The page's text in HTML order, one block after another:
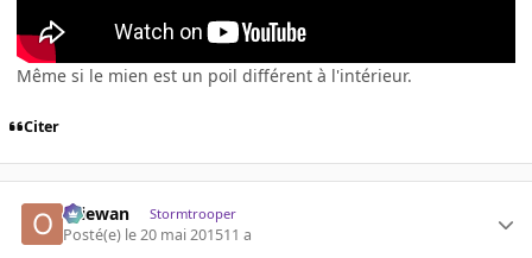
Même si le mien est un poil différent à l'intérieur.
Citer
Oliewan Stormtrooper
Posté(e) le 20 mai 201511 a